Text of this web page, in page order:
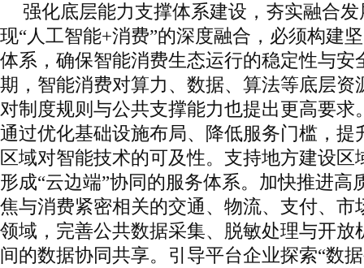
强化底层能力支撑体系建设，夯实融合
现“人工智能+消费”的深度融合，必须构建
体系，确保智能消费生态运行的稳定性与安
期，智能消费对算力、数据、算法等底层资
对制度规则与公共支撑能力也提出更高要求
通过优化基础设施布局、降低服务门槛，提
区域对智能技术的可及性。支持地方建设区
形成“云边端”协同的服务体系。加快推进高
焦与消费紧密相关的交通、物流、支付、市
领域，完善公共数据采集、脱敏处理与开放
间的数据协同共享。引导平台企业探索“数